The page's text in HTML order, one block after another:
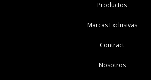
Productos
Marcas Exclusivas
Contract
Nosotros